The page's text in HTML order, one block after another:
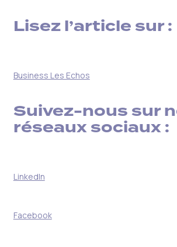
Lisez l’article sur :
Business Les Echos
Suivez-nous sur
réseaux sociaux :
LinkedIn
Facebook